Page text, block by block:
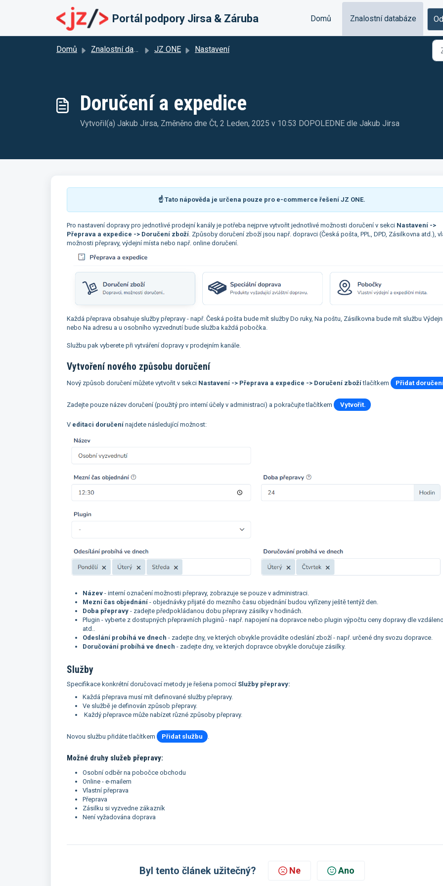
Portál podpory Jirsa & Záruba Domů Znalostní databáze
Domů Znalostní databáze JZ ONE Nastavení
Doručení a expedice
Vytvořil(a) Jakub Jirsa, Změněno dne Čt, 2 Leden, 2025 v 10:53 DOPOLEDNE dle Jakub Jirsa
☝️ Tato nápověda je určena pouze pro e-commerce řešení JZ ONE.
Pro nastavení dopravy pro jednotlivé prodejní kanály je potřeba nejprve vytvořit jednotlivé možnosti doručení v sekci Nastavení ->
Přeprava a expedice -> Doručení zboží. Způsoby doručení zboží jsou např. dopravci (Česká pošta, PPL, DPD, Zásilkovna atd.),
možnosti přepravy, výdejní místa nebo např. online doručení.
Každá přeprava obsahuje služby přepravy - např. Česká pošta bude mít služby Do ruky, Na poštu, Zásilkovna bude mít službu
nebo Na adresu a u osobního vyzvednutí bude služba každá pobočka.
Službu pak vyberete při vytváření dopravy v prodejním kanále.
Vytvoření nového způsobu doručení
Nový způsob doručení můžete vytvořit v sekci Nastavení -> Přeprava a expedice -> Doručení zbožítlačítkem Přidat
Zadejte pouze název doručení (použitý pro interní účely v administraci) a pokračujte tlačítkem Vytvořit.
V editaci doručení najdete následující možnost:
Název - interní označení možnosti přepravy, zobrazuje se pouze v administraci.
Mezní čas objednání - objednávky přijaté do mezního času objednání budou vyřízeny ještě tentýž den.
Doba přepravy - zadejte předpokládanou dobu přepravy zásilky v hodinách.
Plugin - vyberte z dostupných přepravních pluginů - např. napojení na dopravce nebo plugin výpočtu ceny dopravy dle
atd..
Odeslání probíhá ve dnech - zadejte dny, ve kterých obvykle provádíte odeslání zboží - např. určené dny svozu dopravce.
Doručování probíhá ve dnech - zadejte dny, ve kterých dopravce obvykle doručuje zásilky.
Služby
Specifikace konkrétní doručovací metody je řešena pomocí Služby přepravy:
Každá přeprava musí mít definované služby přepravy.
Ve službě je definován způsob přepravy.
Každý přepravce může nabízet různé způsoby přepravy.
Novou službu přidáte tlačítkem Přidat službu
Možné druhy služeb přepravy:
Osobní odběr na pobočce obchodu
Online - e-mailem
Vlastní přeprava
Přeprava
Zásilku si vyzvedne zákazník
Není vyžadována doprava
Byl tento článek užitečný? Ne Ano